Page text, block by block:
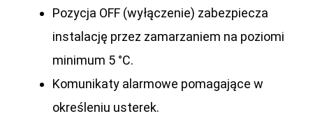
Pozycja OFF (wyłączenie) zabezpiecza
instalację przez zamarzaniem na poziomi
minimum 5 °C.
Komunikaty alarmowe pomagające w
określeniu usterek.